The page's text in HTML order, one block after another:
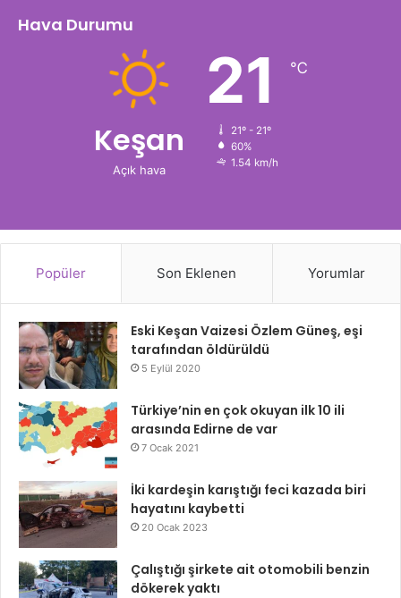
Hava Durumu
Keşan
Açık hava
21 ℃
21º - 21º
60%
1.54 km/h
Popüler Son Eklenen Yorumlar
Eski Keşan Vaizesi Özlem Güneş, eşi
tarafından öldürüldü
5 Eylül 2020
Türkiye’nin en çok okuyan ilk 10 ili
arasında Edirne de var
7 Ocak 2021
İki kardeşin karıştığı feci kazada biri
hayatını kaybetti
20 Ocak 2023
Çalıştığı şirkete ait otomobili benzin
dökerek yaktı